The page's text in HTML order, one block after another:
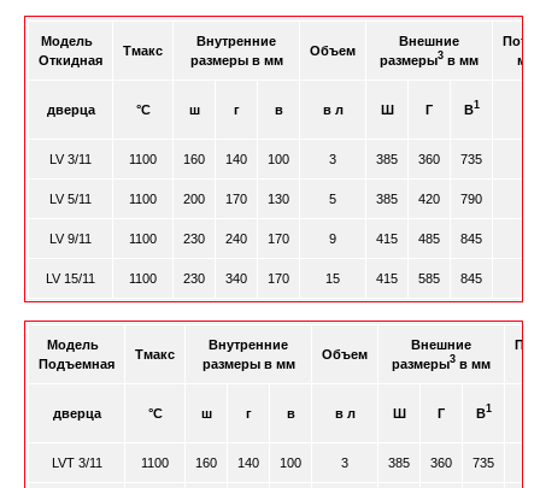
Модель
Откидная
Tмакс
Внутренние
размеры в мм
Объем
Внешние
размеры3 в мм
дверца °C ш г в в л Ш Г В1
LV 3/11 1100 160 140 100 3 385 360 735
LV 5/11 1100 200 170 130 5 385 420 790
LV 9/11 1100 230 240 170 9 415 485 845
LV 15/11 1100 230 340 170 15 415 585 845
Модель
Подъемная
Tмакс
Внутренние
размеры в мм
Объем
Внешние
размеры3 в мм
дверца °C ш г в в л Ш Г В1
LVT 3/11 1100 160 140 100 3 385 360 735